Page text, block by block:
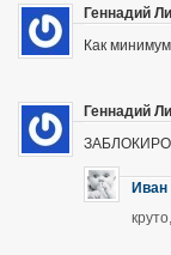
Геннадий
Как
Геннадий
Иван